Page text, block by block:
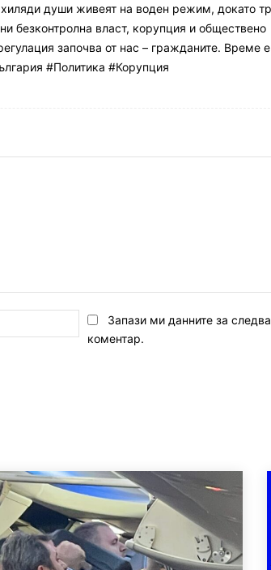
души живеят на воден режим, докато
безконтролна власт, корупция и обществено
започва от нас – гражданите. Време
#Политика #Корупция
Email:*Запази ми данните за
коментар.